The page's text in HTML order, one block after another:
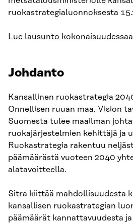
ruokastrategialuonnoksesta
Lue lausunto
Johdanto
Kansallinen ruokastrategia
Onnellisen ruuan maa. Vision
Suomesta tulee maailman
ruokajärjestelmien kehittäjä ja
Ruokastrategia rakentuu
päämäärästä vuoteen 2040
alatavoitteella.
Sitra kiittää mahdollisuudesta
kansallisen ruokastrategian
päämäärät kannattavuudesta